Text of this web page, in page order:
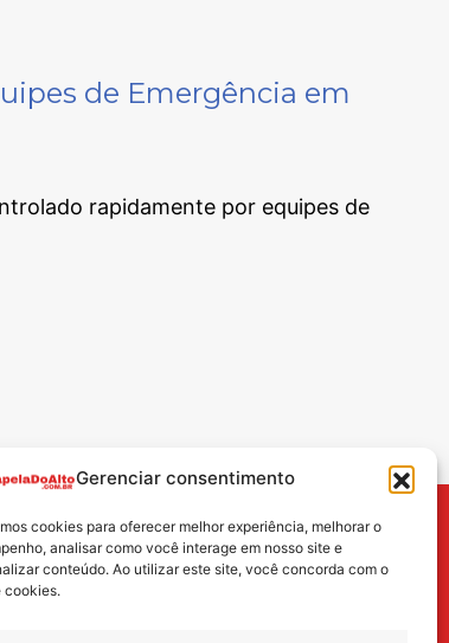
Gerenciar consentimento
cookies para oferecer melhor experiência, melhorar o
analisar como você interage em nosso site e
conteúdo. Ao utilizar este site, você concorda com o
cookies.
e Iperó
de Emergência em
rapidamente por equipes de
BUSCA